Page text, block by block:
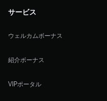
サービス
ウェルカムボーナス
紹介ボーナス
VIPポータル